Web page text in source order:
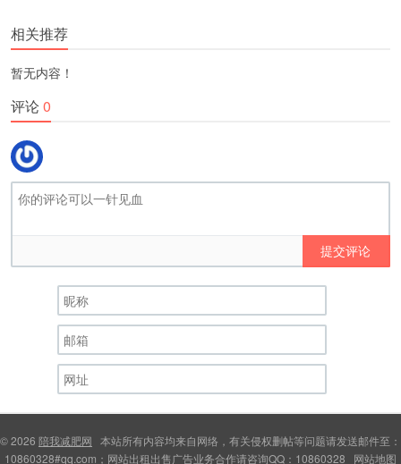
相关推荐
暂无内容！
评论0
提交评论
© 2026 陪我减肥网 本站所有内容均来自网络，有关侵权删帖等问题请发送邮件至：
10860328#qq.com；网站出租出售广告业务合作请咨询QQ：10860328 网站地图